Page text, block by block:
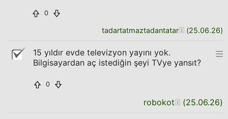
0
tadartatmaztadantatar (25.06.26)
15 yıldır evde televizyon yayını yok.
Bilgisayardan aç istediğin şeyi TVye yansıt?
0
robokot (25.06.26)